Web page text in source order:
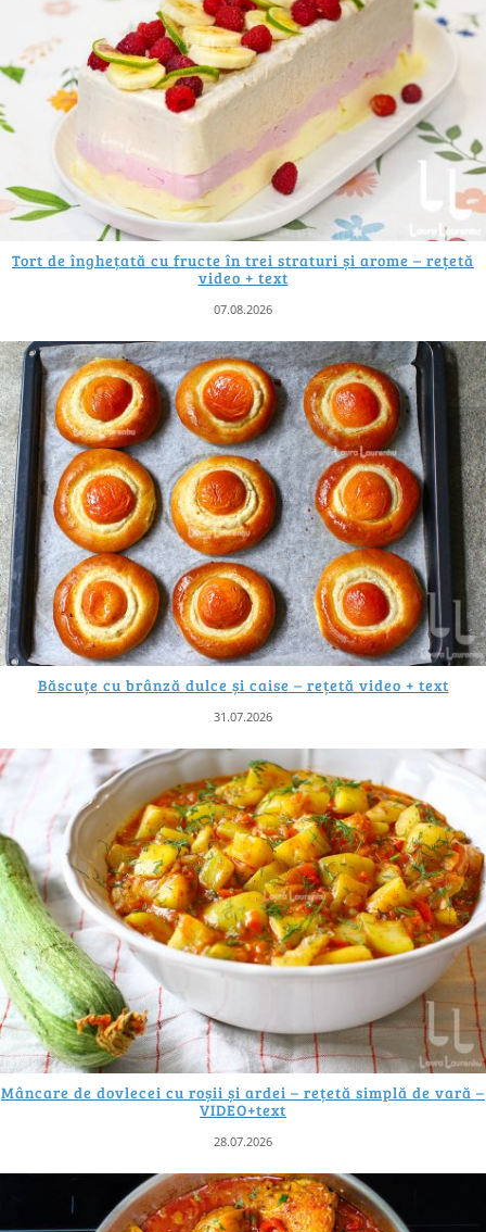
Tort de înghețată cu fructe în trei straturi și arome – rețetă
video + text
07.08.2026
Băscuțe cu brânză dulce și caise – rețetă video + text
31.07.2026
Mâncare de dovlecei cu roșii și ardei – rețetă simplă de vară –
VIDEO+text
28.07.2026